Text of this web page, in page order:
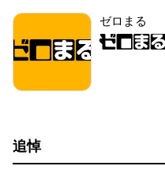
ゼロまる
追悼